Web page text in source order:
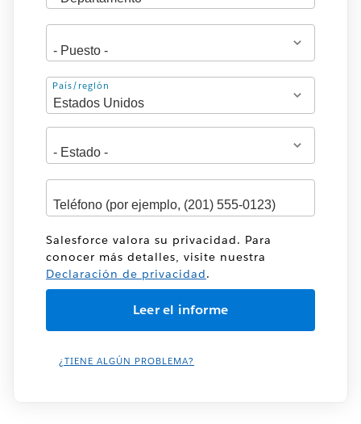
Dirección
País/región
Salesforce valora su privacidad. Para
conocer más detalles, visite nuestra
Declaración de privacidad.
¿TIENE ALGÚN PROBLEMA?